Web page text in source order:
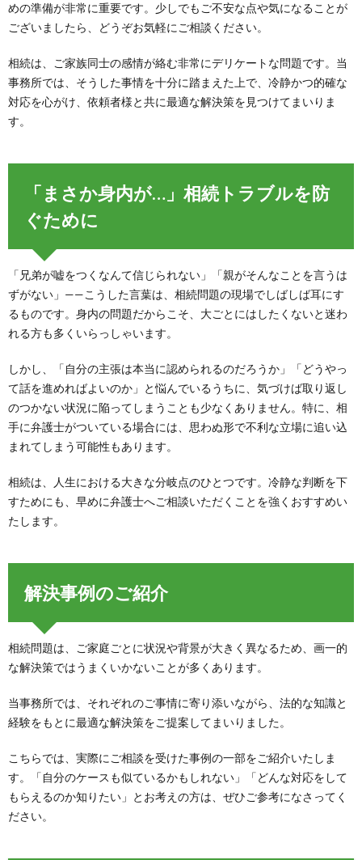
めの準備が非常に重要です。少しでもご不安な点や気になることが
ございましたら、どうぞお気軽にご相談ください。
相続は、ご家族同士の感情が絡む非常にデリケートな問題です。当
事務所では、そうした事情を十分に踏まえた上で、冷静かつ的確な
対応を心がけ、依頼者様と共に最適な解決策を見つけてまいりま
す。
「まさか身内が…」相続トラブルを防
ぐために
「兄弟が嘘をつくなんて信じられない」「親がそんなことを言うは
ずがない」——こうした言葉は、相続問題の現場でしばしば耳にす
るものです。身内の問題だからこそ、大ごとにはしたくないと迷わ
れる方も多くいらっしゃいます。
しかし、「自分の主張は本当に認められるのだろうか」「どうやっ
て話を進めればよいのか」と悩んでいるうちに、気づけば取り返し
のつかない状況に陥ってしまうことも少なくありません。特に、相
手に弁護士がついている場合には、思わぬ形で不利な立場に追い込
まれてしまう可能性もあります。
相続は、人生における大きな分岐点のひとつです。冷静な判断を下
すためにも、早めに弁護士へご相談いただくことを強くおすすめい
たします。
解決事例のご紹介
相続問題は、ご家庭ごとに状況や背景が大きく異なるため、画一的
な解決策ではうまくいかないことが多くあります。
当事務所では、それぞれのご事情に寄り添いながら、法的な知識と
経験をもとに最適な解決策をご提案してまいりました。
こちらでは、実際にご相談を受けた事例の一部をご紹介いたしま
す。「自分のケースも似ているかもしれない」「どんな対応をして
もらえるのか知りたい」とお考えの方は、ぜひご参考になさってく
ださい。